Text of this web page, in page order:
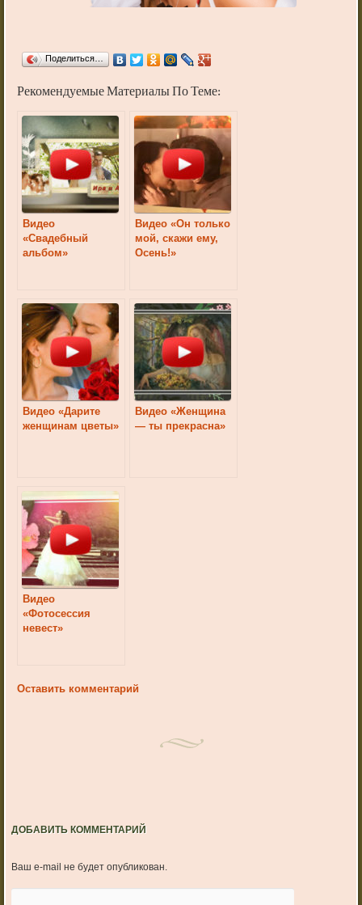
Поделиться…
Рекомендуемые Материалы По Теме:
Видео
«Свадебный
альбом»
Видео «Он только
мой, скажи ему,
Осень!»
Видео «Дарите
женщинам цветы»
Видео «Женщина
— ты прекрасна»
Видео
«Фотосессия
невест»
Оставить комментарий
ДОБАВИТЬ КОММЕНТАРИЙ
Ваш e-mail не будет опубликован.